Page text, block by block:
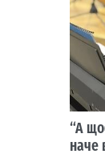
“А
наче